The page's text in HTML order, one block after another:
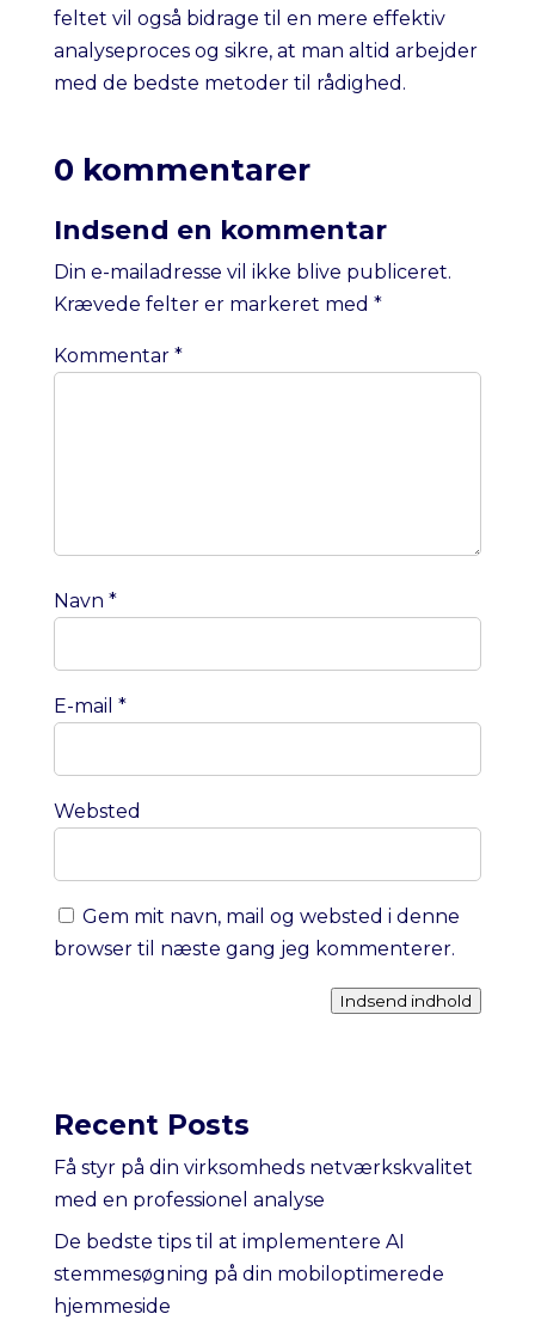
feltet vil også bidrage til en mere effektiv
analyseproces og sikre, at man altid arbejder
med de bedste metoder til rådighed.
0 kommentarer
Indsend en kommentar
Din e-mailadresse vil ikke blive publiceret.
Krævede felter er markeret med *
Kommentar *
Navn *
E-mail *
Websted
Gem mit navn, mail og websted i denne
browser til næste gang jeg kommenterer.
Indsend indhold
Recent Posts
Få styr på din virksomheds netværkskvalitet
med en professionel analyse
De bedste tips til at implementere AI
stemmesøgning på din mobiloptimerede
hjemmeside